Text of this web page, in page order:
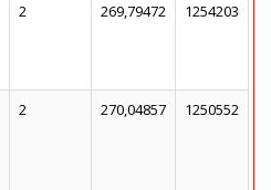
2 269,79472 1254203
2 270,04857 1250552